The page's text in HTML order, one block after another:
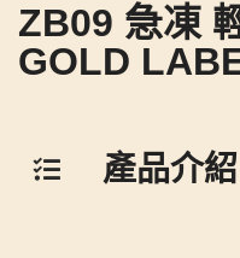
ZB09 急凍
GOLD
產品介紹